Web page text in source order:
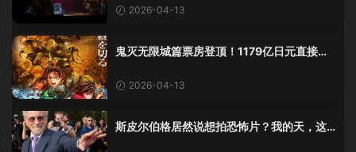
2026-04-13
鬼灭无限城篇票房登顶！1179亿日元直接杀
2026-04-13
斯皮尔伯格居然说想拍恐怖片？我的天，这